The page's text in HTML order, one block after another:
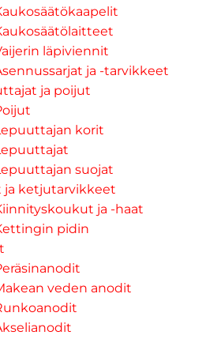
läpiviennit
ja -tarvikkeet
ja poijut
korit
suojat
ja ketjutarvikkeet
ja -haat
pidin
veden anodit